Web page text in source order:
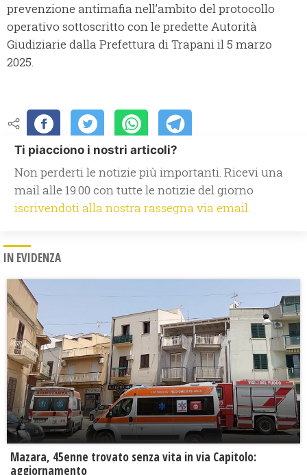
prevenzione antimafia nell’ambito del protocollo
operativo sottoscritto con le predette Autorità
Giudiziarie dalla Prefettura di Trapani il 5 marzo
2025.
Ti piacciono i nostri articoli?
Non perderti le notizie più importanti. Ricevi una
mail alle 19.00 con tutte le notizie del giorno
iscrivendoti alla nostra rassegna via email.
IN EVIDENZA
Mazara, 45enne trovato senza vita in via Capitolo:
aggiornamento